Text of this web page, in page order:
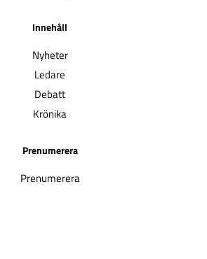
Innehåll
Nyheter
Ledare
Debatt
Krönika
Prenumerera
Prenumerera